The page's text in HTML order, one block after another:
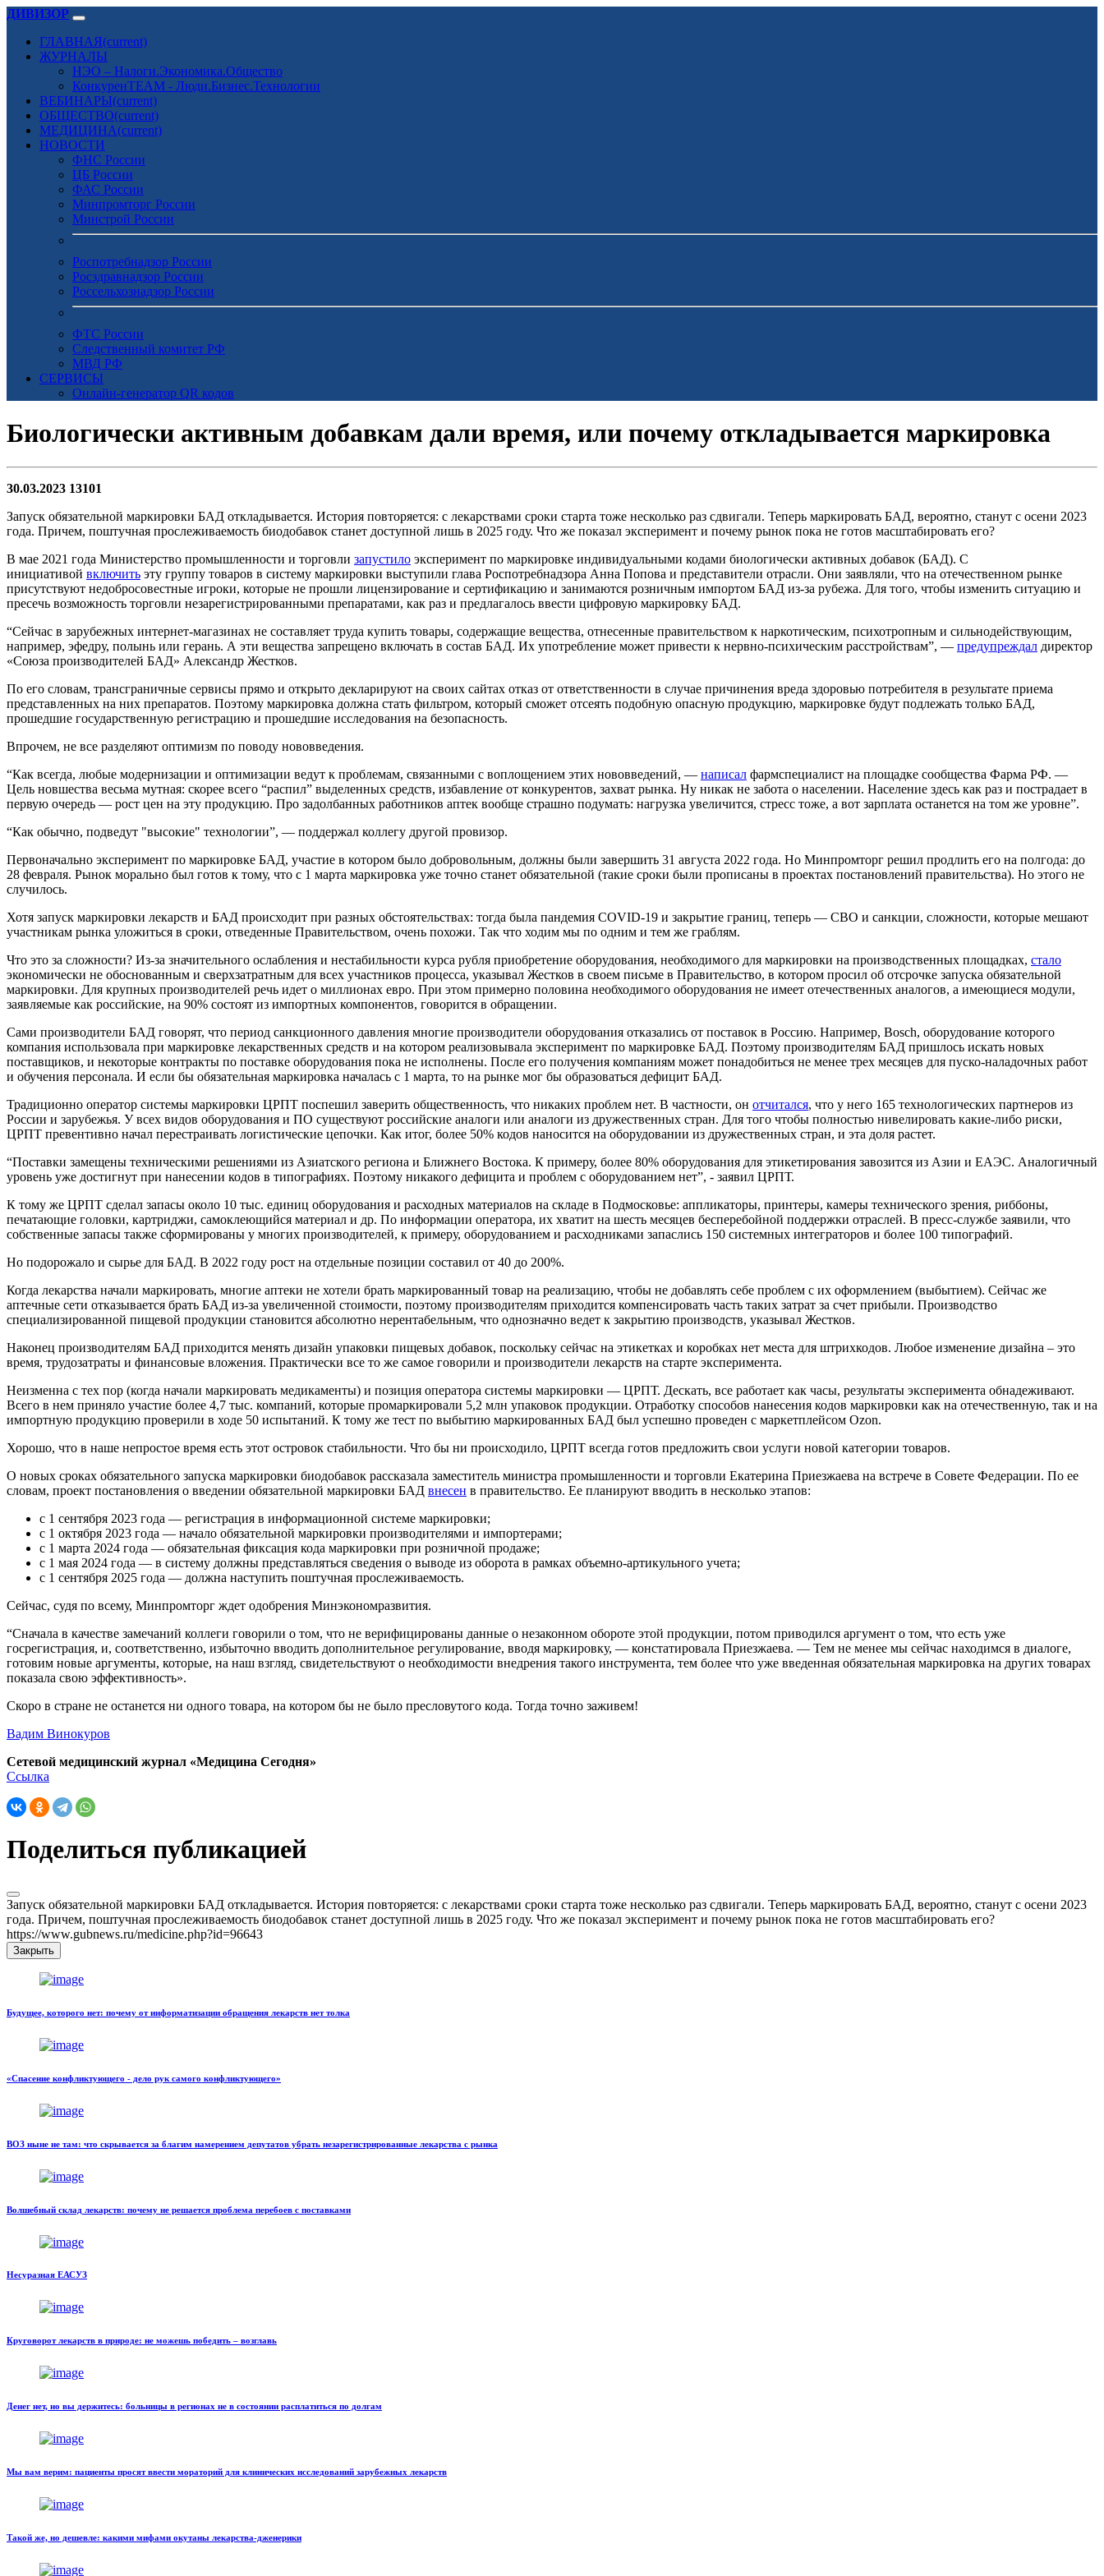
ДИВИЗОР
ГЛАВНАЯ(current)
ЖУРНАЛЫ
НЭО – Налоги.Экономика.Общество
КонкуренTEAM - Люди.Бизнес.Технологии
ВЕБИНАРЫ(current)
ОБЩЕСТВО(current)
МЕДИЦИНА(current)
НОВОСТИ
ФНС России
ЦБ России
ФАС России
Минпромторг России
Минстрой России
Роспотребнадзор России
Росздравнадзор России
Россельхознадзор России
ФТС России
Следственный комитет РФ
МВД РФ
СЕРВИСЫ
Онлайн-генератор QR кодов
Биологически активным добавкам дали время, или почему откладывается маркировка
30.03.2023 13101
Запуск обязательной маркировки БАД откладывается. История повторяется: с лекарствами сроки старта тоже несколько раз сдвигали. Теперь маркировать БАД, вероятно, станут с осени 2023
года. Причем, поштучная прослеживаемость биодобавок станет доступной лишь в 2025 году. Что же показал эксперимент и почему рынок пока не готов масштабировать его?
В мае 2021 года Министерство промышленности и торговли запустило эксперимент по маркировке индивидуальными кодами биологически активных добавок (БАД). С
инициативой включить эту группу товаров в систему маркировки выступили глава Роспотребнадзора Анна Попова и представители отрасли. Они заявляли, что на отечественном рынке
присутствуют недобросовестные игроки, которые не прошли лицензирование и сертификацию и занимаются розничным импортом БАД из-за рубежа. Для того, чтобы изменить ситуацию и
пресечь возможность торговли незарегистрированными препаратами, как раз и предлагалось ввести цифровую маркировку БАД.
“Сейчас в зарубежных интернет-магазинах не составляет труда купить товары, содержащие вещества, отнесенные правительством к наркотическим, психотропным и сильнодействующим,
например, эфедру, полынь или герань. А эти вещества запрещено включать в состав БАД. Их употребление может привести к нервно-психическим расстройствам”, — предупреждал директор
«Союза производителей БАД» Александр Жестков.
По его словам, трансграничные сервисы прямо и открыто декларируют на своих сайтах отказ от ответственности в случае причинения вреда здоровью потребителя в результате приема
представленных на них препаратов. Поэтому маркировка должна стать фильтром, который сможет отсеять подобную опасную продукцию, маркировке будут подлежать только БАД,
прошедшие государственную регистрацию и прошедшие исследования на безопасность.
Впрочем, не все разделяют оптимизм по поводу нововведения.
“Как всегда, любые модернизации и оптимизации ведут к проблемам, связанными с воплощением этих нововведений, — написал фармспециалист на площадке сообщества Фарма РФ. —
Цель новшества весьма мутная: скорее всего “распил” выделенных средств, избавление от конкурентов, захват рынка. Ну никак не забота о населении. Население здесь как раз и пострадает в
первую очередь — рост цен на эту продукцию. Про задолбанных работников аптек вообще страшно подумать: нагрузка увеличится, стресс тоже, а вот зарплата останется на том же уровне”.
“Как обычно, подведут "высокие" технологии”, — поддержал коллегу другой провизор.
Первоначально эксперимент по маркировке БАД, участие в котором было добровольным, должны были завершить 31 августа 2022 года. Но Минпромторг решил продлить его на полгода: до
28 февраля. Рынок морально был готов к тому, что с 1 марта маркировка уже точно станет обязательной (такие сроки были прописаны в проектах постановлений правительства). Но этого не
случилось.
Хотя запуск маркировки лекарств и БАД происходит при разных обстоятельствах: тогда была пандемия COVID-19 и закрытие границ, теперь — СВО и санкции, сложности, которые мешают
участникам рынка уложиться в сроки, отведенные Правительством, очень похожи. Так что ходим мы по одним и тем же граблям.
Что это за сложности? Из-за значительного ослабления и нестабильности курса рубля приобретение оборудования, необходимого для маркировки на производственных площадках, стало
экономически не обоснованным и сверхзатратным для всех участников процесса, указывал Жестков в своем письме в Правительство, в котором просил об отсрочке запуска обязательной
маркировки. Для крупных производителей речь идет о миллионах евро. При этом примерно половина необходимого оборудования не имеет отечественных аналогов, а имеющиеся модули,
заявляемые как российские, на 90% состоят из импортных компонентов, говорится в обращении.
Сами производители БАД говорят, что период санкционного давления многие производители оборудования отказались от поставок в Россию. Например, Bosch, оборудование которого
компания использовала при маркировке лекарственных средств и на котором реализовывала эксперимент по маркировке БАД. Поэтому производителям БАД пришлось искать новых
поставщиков, и некоторые контракты по поставке оборудования пока не исполнены. После его получения компаниям может понадобиться не менее трех месяцев для пуско-наладочных работ
и обучения персонала. И если бы обязательная маркировка началась с 1 марта, то на рынке мог бы образоваться дефицит БАД.
Традиционно оператор системы маркировки ЦРПТ поспешил заверить общественность, что никаких проблем нет. В частности, он отчитался, что у него 165 технологических партнеров из
России и зарубежья. У всех видов оборудования и ПО существуют российские аналоги или аналоги из дружественных стран. Для того чтобы полностью нивелировать какие-либо риски,
ЦРПТ превентивно начал перестраивать логистические цепочки. Как итог, более 50% кодов наносится на оборудовании из дружественных стран, и эта доля растет.
“Поставки замещены техническими решениями из Азиатского региона и Ближнего Востока. К примеру, более 80% оборудования для этикетирования завозится из Азии и ЕАЭС. Аналогичный
уровень уже достигнут при нанесении кодов в типографиях. Поэтому никакого дефицита и проблем с оборудованием нет”, - заявил ЦРПТ.
К тому же ЦРПТ сделал запасы около 10 тыс. единиц оборудования и расходных материалов на складе в Подмосковье: аппликаторы, принтеры, камеры технического зрения, риббоны,
печатающие головки, картриджи, самоклеющийся материал и др. По информации оператора, их хватит на шесть месяцев бесперебойной поддержки отраслей. В пресс-службе заявили, что
собственные запасы также сформированы у многих производителей, к примеру, оборудованием и расходниками запаслись 150 системных интеграторов и более 100 типографий.
Но подорожало и сырье для БАД. В 2022 году рост на отдельные позиции составил от 40 до 200%.
Когда лекарства начали маркировать, многие аптеки не хотели брать маркированный товар на реализацию, чтобы не добавлять себе проблем с их оформлением (выбытием). Сейчас же
аптечные сети отказывается брать БАД из-за увеличенной стоимости, поэтому производителям приходится компенсировать часть таких затрат за счет прибыли. Производство
специализированной пищевой продукции становится абсолютно нерентабельным, что однозначно ведет к закрытию производств, указывал Жестков.
Наконец производителям БАД приходится менять дизайн упаковки пищевых добавок, поскольку сейчас на этикетках и коробках нет места для штрихкодов. Любое изменение дизайна – это
время, трудозатраты и финансовые вложения. Практически все то же самое говорили и производители лекарств на старте эксперимента.
Неизменна с тех пор (когда начали маркировать медикаменты) и позиция оператора системы маркировки — ЦРПТ. Дескать, все работает как часы, результаты эксперимента обнадеживают.
Всего в нем приняло участие более 4,7 тыс. компаний, которые промаркировали 5,2 млн упаковок продукции. Отработку способов нанесения кодов маркировки как на отечественную, так и на
импортную продукцию проверили в ходе 50 испытаний. К тому же тест по выбытию маркированных БАД был успешно проведен с маркетплейсом Ozon.
Хорошо, что в наше непростое время есть этот островок стабильности. Что бы ни происходило, ЦРПТ всегда готов предложить свои услуги новой категории товаров.
О новых сроках обязательного запуска маркировки биодобавок рассказала заместитель министра промышленности и торговли Екатерина Приезжаева на встрече в Совете Федерации. По ее
словам, проект постановления о введении обязательной маркировки БАД внесен в правительство. Ее планируют вводить в несколько этапов:
с 1 сентября 2023 года — регистрация в информационной системе маркировки;
с 1 октября 2023 года — начало обязательной маркировки производителями и импортерами;
с 1 марта 2024 года — обязательная фиксация кода маркировки при розничной продаже;
с 1 мая 2024 года — в систему должны представляться сведения о выводе из оборота в рамках объемно-артикульного учета;
с 1 сентября 2025 года — должна наступить поштучная прослеживаемость.
Сейчас, судя по всему, Минпромторг ждет одобрения Минэкономразвития.
“Сначала в качестве замечаний коллеги говорили о том, что не верифицированы данные о незаконном обороте этой продукции, потом приводился аргумент о том, что есть уже
госрегистрация, и, соответственно, избыточно вводить дополнительное регулирование, вводя маркировку, — констатировала Приезжаева. — Тем не менее мы сейчас находимся в диалоге,
готовим новые аргументы, которые, на наш взгляд, свидетельствуют о необходимости внедрения такого инструмента, тем более что уже введенная обязательная маркировка на других товарах
показала свою эффективность».
Скоро в стране не останется ни одного товара, на котором бы не было пресловутого кода. Тогда точно заживем!
Вадим Винокуров
Сетевой медицинский журнал «Медицина Сегодня»
Ссылка
Поделиться публикацией
Запуск обязательной маркировки БАД откладывается. История повторяется: с лекарствами сроки старта тоже несколько раз сдвигали. Теперь маркировать БАД, вероятно, станут с осени 2023
года. Причем, поштучная прослеживаемость биодобавок станет доступной лишь в 2025 году. Что же показал эксперимент и почему рынок пока не готов масштабировать его?
https://www.gubnews.ru/medicine.php?id=96643
Закрыть
Будущее, которого нет: почему от информатизации обращения лекарств нет толка
«Спасение конфликтующего - дело рук самого конфликтующего»
ВОЗ ныне не там: что скрывается за благим намерением депутатов убрать незарегистрированные лекарства с рынка
Волшебный склад лекарств: почему не решается проблема перебоев с поставками
Несуразная ЕАСУЗ
Круговорот лекарств в природе: не можешь победить – возглавь
Денег нет, но вы держитесь: больницы в регионах не в состоянии расплатиться по долгам
Мы вам верим: пациенты просят ввести мораторий для клинических исследований зарубежных лекарств
Такой же, но дешевле: какими мифами окутаны лекарства-дженерики